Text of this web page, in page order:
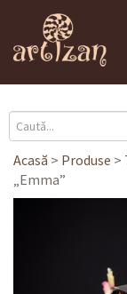
Acasă > Produse >
„Emma”